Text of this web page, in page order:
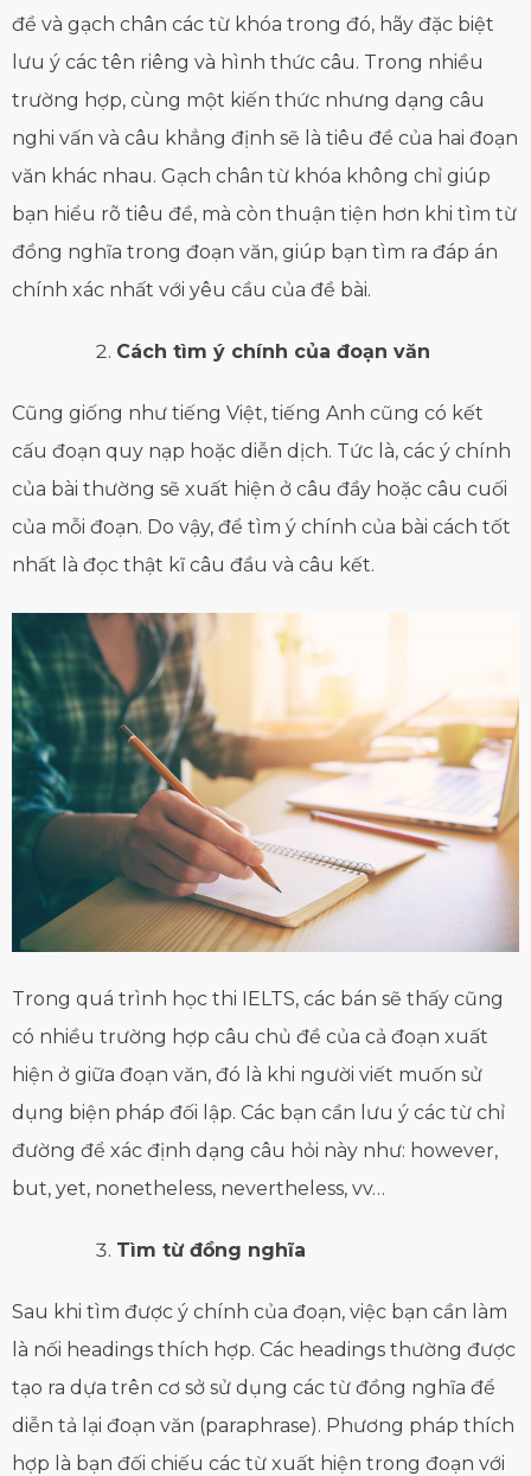
đề và gạch chân các từ khóa trong đó, hãy đặc biệt
lưu ý các tên riêng và hình thức câu. Trong nhiều
trường hợp, cùng một kiến thức nhưng dạng câu
nghi vấn và câu khẳng định sẽ là tiêu đề của hai đoạn
văn khác nhau. Gạch chân từ khóa không chỉ giúp
bạn hiểu rõ tiêu đề, mà còn thuận tiện hơn khi tìm từ
đồng nghĩa trong đoạn văn, giúp bạn tìm ra đáp án
chính xác nhất với yêu cầu của đề bài.
Cách tìm ý chính của đoạn văn
Cũng giống như tiếng Việt, tiếng Anh cũng có kết
cấu đoạn quy nạp hoặc diễn dịch. Tức là, các ý chính
của bài thường sẽ xuất hiện ở câu đầy hoặc câu cuối
của mỗi đoạn. Do vậy, để tìm ý chính của bài cách tốt
nhất là đọc thật kĩ câu đầu và câu kết.
Trong quá trình học thi IELTS, các bán sẽ thấy cũng
có nhiều trường hợp câu chủ đề của cả đoạn xuất
hiện ở giữa đoạn văn, đó là khi người viết muốn sử
dụng biện pháp đối lập. Các bạn cần lưu ý các từ chỉ
đường để xác định dạng câu hỏi này như: however,
but, yet, nonetheless, nevertheless, vv…
Tìm từ đồng nghĩa
Sau khi tìm được ý chính của đoạn, việc bạn cần làm
là nối headings thích hợp. Các headings thường được
tạo ra dựa trên cơ sở sử dụng các từ đồng nghĩa để
diễn tả lại đoạn văn (paraphrase). Phương pháp thích
hợp là bạn đối chiếu các từ xuất hiện trong đoạn với